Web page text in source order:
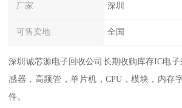
厂家 深圳
可售卖地 全国
深圳诚芯源电子回收公司长期收购库存IC电
感器，高频管，单片机，CPU，模块，内存
件。